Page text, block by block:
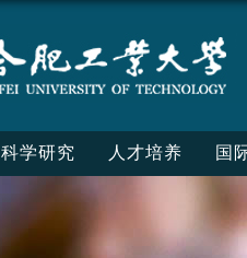
科学研究 人才培养 国